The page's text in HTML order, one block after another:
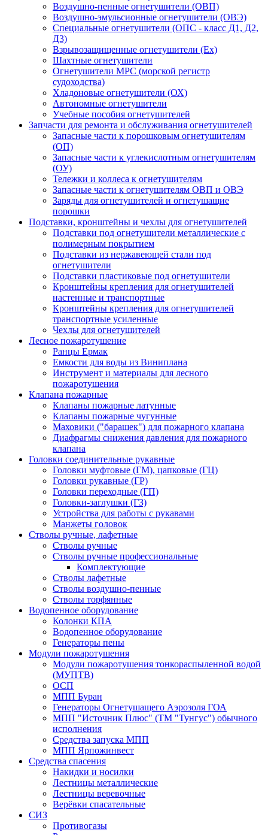
Воздушно-пенные огнетушители (ОВП)
Воздушно-эмульсионные огнетушители (ОВЭ)
Специальные огнетушители (ОПС - класс Д1, Д2,
Д3)
Взрывозащищенные огнетушители (Ex)
Шахтные огнетушители
Огнетушители МРС (морской регистр
судоходства)
Хладоновые огнетушители (ОХ)
Автономные огнетушители
Учебные пособия огнетушителей
Запчасти для ремонта и обслуживания огнетушителей
Запасные части к порошковым огнетушителям
(ОП)
Запасные части к углекислотным огнетушителям
(ОУ)
Тележки и коллеса к огнетушителям
Запасные части к огнетушителям ОВП и ОВЭ
Заряды для огнетушителей и огнетушащие
порошки
Подставки, кронштейны и чехлы для огнетушителей
Подставки под огнетушители металлические с
полимерным покрытием
Подставки из нержавеющей стали под
огнетушители
Подставки пластиковые под огнетушители
Кронштейны крепления для огнетушителей
настенные и транспортные
Кронштейны крепления для огнетушителей
транспортные усиленные
Чехлы для огнетушителей
Лесное пожаротушение
Ранцы Ермак
Емкости для воды из Виниплана
Инструмент и материалы для лесного
пожаротушения
Клапана пожарные
Клапаны пожарные латунные
Клапаны пожарные чугунные
Маховики ("барашек") для пожарного клапана
Диафрагмы снижения давления для пожарного
клапана
Головки соединительные рукавные
Головки муфтовые (ГМ), цапковые (ГЦ)
Головки рукавные (ГР)
Головки переходные (ГП)
Головки-заглушки (ГЗ)
Устройства для работы с рукавами
Манжеты головок
Стволы ручные, лафетные
Стволы ручные
Стволы ручные профессиональные
Комплектующие
Стволы лафетные
Стволы воздушно-пенные
Стволы торфянные
Водопенное оборудование
Колонки КПА
Водопенное оборудование
Генераторы пены
Модули пожаротушения
Модули пожаротушения тонкораспыленной водой
(МУПТВ)
ОСП
МПП Буран
Генераторы Огнетушащего Аэрозоля ГОА
МПП "Источник Плюс" (ТМ "Тунгус") обычного
исполнения
Средства запуска МПП
МПП Ярпожинвест
Средства спасения
Накидки и носилки
Лестницы металлические
Лестницы веревочные
Верёвки спасательные
СИЗ
Противогазы